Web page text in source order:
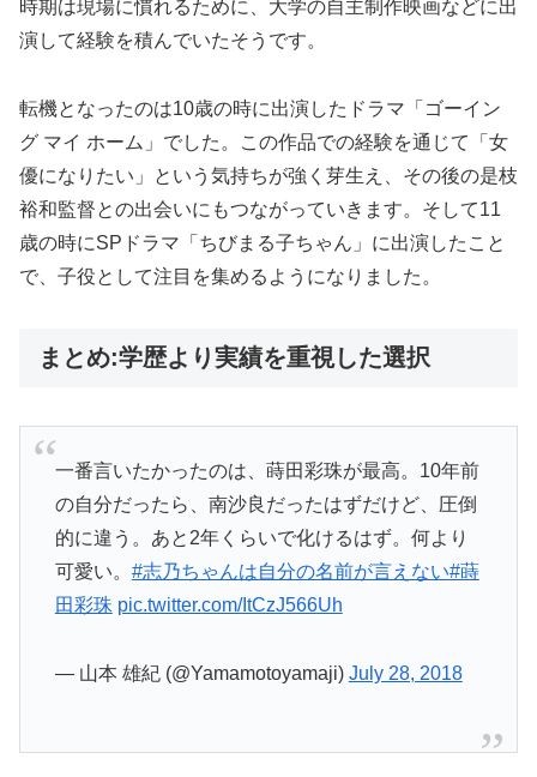
時期は現場に慣れるために、大学の自主制作映画などに出
演して経験を積んでいたそうです。
転機となったのは10歳の時に出演したドラマ「ゴーイン
グ マイ ホーム」でした。この作品での経験を通じて「女
優になりたい」という気持ちが強く芽生え、その後の是枝
裕和監督との出会いにもつながっていきます。そして11
歳の時にSPドラマ「ちびまる子ちゃん」に出演したこと
で、子役として注目を集めるようになりました。
まとめ:学歴より実績を重視した選択
一番言いたかったのは、蒔田彩珠が最高。10年前
の自分だったら、南沙良だったはずだけど、圧倒
的に違う。あと2年くらいで化けるはず。何より
可愛い。 #志乃ちゃんは自分の名前が言えない#蒔
田彩珠 pic.twitter.com/ItCzJ566Uh
— 山本 雄紀 (@Yamamotoyamaji) July 28, 2018